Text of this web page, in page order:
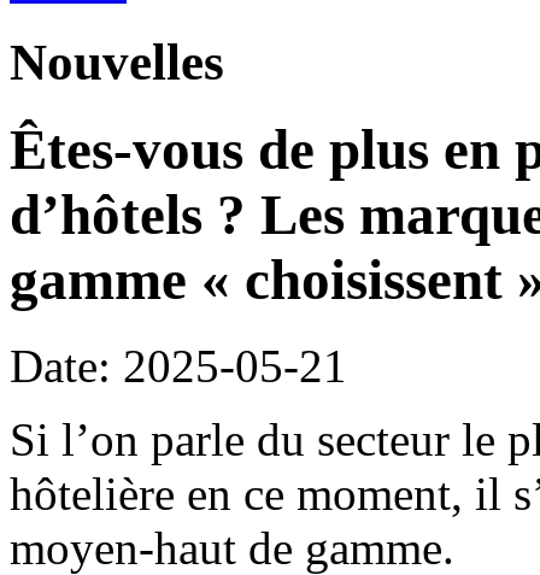
Nouvelles
Êtes-vous de plus en
d’hôtels ? Les
gamme « choisissent
Date: 2025-05-21
Si l’on parle du secteur le
hôtelière en ce moment, il
moyen-haut de gamme.